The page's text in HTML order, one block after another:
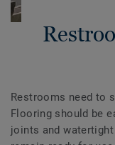
Restrooms need to
Flooring should be
joints and